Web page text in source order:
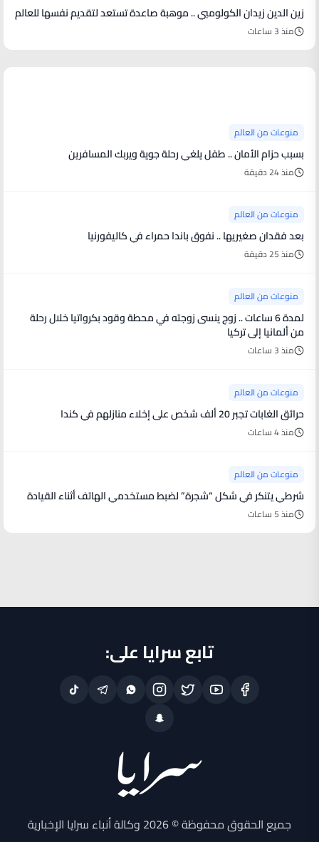
زين الدين زيدان الكولومبي .. موهبة صاعدة تستعد لتقديم نفسها للعالم
منذ 3 ساعات
منوعات من العالم
بسبب حزام الأمان .. طفل يلغي رحلة جوية ويربك المسافرين
منذ 24 دقيقة
منوعات من العالم
بعد فقدان صغيريها .. نفوق باندا حمراء في كاليفورنيا
منذ 25 دقيقة
منوعات من العالم
لمدة 6 ساعات .. زوج ينسى زوجته في محطة وقود بكرواتيا خلال رحلة
من ألمانيا إلى تركيا
منذ 3 ساعات
منوعات من العالم
حرائق الغابات تجبر 20 ألف شخص على إخلاء منازلهم في كندا
منذ 4 ساعات
منوعات من العالم
شرطي يتنكر في شكل “شجرة” لضبط مستخدمي الهاتف أثناء القيادة
منذ 5 ساعات
تابع سرايا على:
جميع الحقوق محفوظة © 2026 وكالة أنباء سرايا الإخبارية